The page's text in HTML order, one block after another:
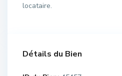
locataire.
Détails du Bien